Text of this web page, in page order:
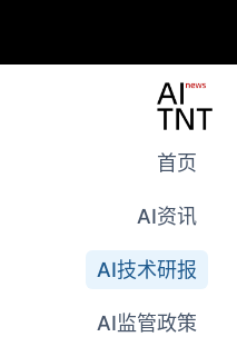
首页
AI资讯
AI技术研报
AI监管政策